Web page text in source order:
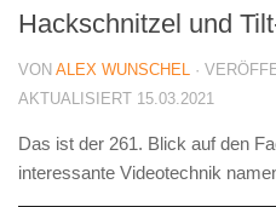
Hackschnitzel und
VON ALEX WUNSCHEL ·
AKTUALISIERT 15.03.2021
Das ist der 261. Blick auf den
interessante Videotechnik